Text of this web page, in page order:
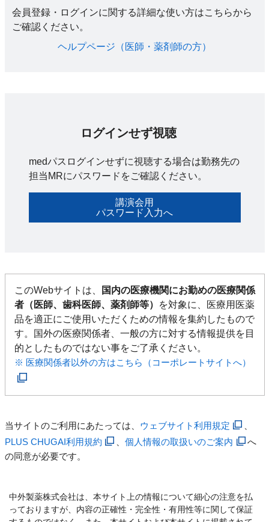
会員登録・ログインに関する詳細な使い方はこちらから
ご確認ください。​
ヘルプページ（医師・薬剤師の方）​
ログインせず視聴
medパスログインせずに視聴する場合は勤務先の
担当MRにパスワードをご確認ください。
講演会用
パスワード入力へ
このWebサイトは、
国内の医療機関にお勤めの医療関係
者（医師、歯科医師、薬剤師等）
を対象に、医療用医薬
品を適正にご使用いただくための情報を集約したもので
す。国外の医療関係者、一般の方に対する情報提供を目
的としたものではない事をご了承ください。
※ 医療関係者以外の方はこちら（コーポレートサイトへ）
当サイトのご利用にあたっては、 ウェブサイト利用規定
PLUS CHUGAI利用規約
、個人情報の取扱いのご案内
へ
の同意が必要です。
中外製薬株式会社は、本サイト上の情報について細心の注意を払
っておりますが、内容の正確性・完全性・有用性等に関して保証